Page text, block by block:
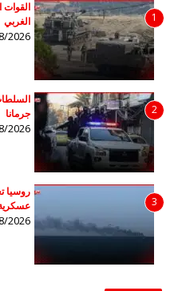
1
القوات
الغربي
2026
2
جرمانا
2026
3
روسيا
2026